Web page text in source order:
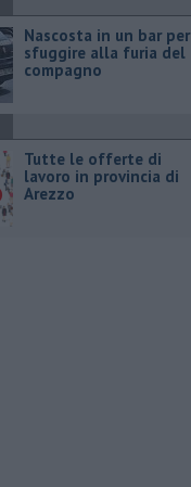
Nascosta in un bar per
sfuggire alla furia del
compagno
​Tutte le offerte di
lavoro in provincia di
Arezzo